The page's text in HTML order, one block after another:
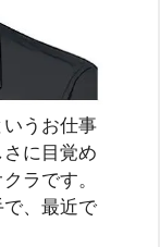
うお仕事
に目覚め
ラです。
、最近で